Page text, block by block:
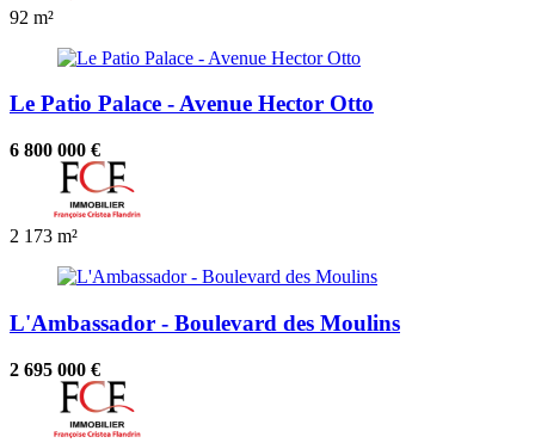
92 m²
Le Patio Palace - Avenue Hector Otto
6 800 000 €
2 173 m²
L'Ambassador - Boulevard des Moulins
2 695 000 €